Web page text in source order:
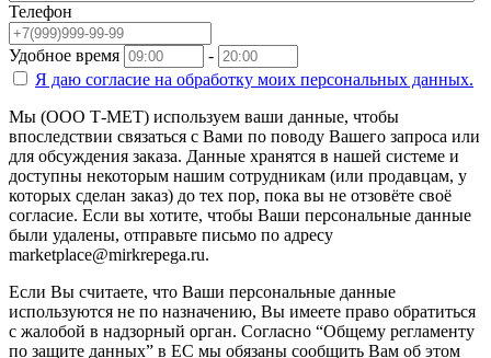
Телефон
Удобное время
-
Я даю согласие на обработку моих персональных данных.
Мы (ООО Т-МЕТ) используем ваши данные, чтобы
впоследствии связаться с Вами по поводу Вашего запроса или
для обсуждения заказа. Данные хранятся в нашей системе и
доступны некоторым нашим сотрудникам (или продавцам, у
которых сделан заказ) до тех пор, пока вы не отзовёте своё
согласие. Если вы хотите, чтобы Ваши персональные данные
были удалены, отправьте письмо по адресу
marketplace@mirkrepega.ru.
Если Вы считаете, что Ваши персональные данные
используются не по назначению, Вы имеете право обратиться
с жалобой в надзорный орган. Согласно “Общему регламенту
по защите данных” в ЕС мы обязаны сообщить Вам об этом